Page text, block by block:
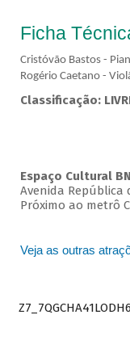
Ficha
Cristóvão Bastos -
Rogério Caetano -
Classificação:
Espaço Cultural
Avenida República
Próximo ao metrô
Veja as outras